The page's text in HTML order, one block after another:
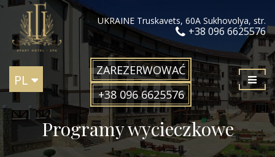
UKRAINE Truskavets, 60А Sukhovolya, str.
+38 096 6625576
PL
ZAREZERWOWAĆ
+38 096 6625576
Programy wycieczkowe